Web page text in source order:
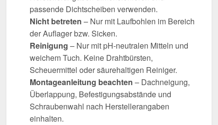
passende Dichtscheiben verwenden.
Nicht betreten – Nur mit Laufbohlen im Bereich
der Auflager bzw. Sicken.
Reinigung – Nur mit pH-neutralen Mitteln und
weichem Tuch. Keine Drahtbürsten,
Scheuermittel oder säurehaltigen Reiniger.
Montageanleitung beachten – Dachneigung,
Überlappung, Befestigungsabstände und
Schraubenwahl nach Herstellerangaben
einhalten.